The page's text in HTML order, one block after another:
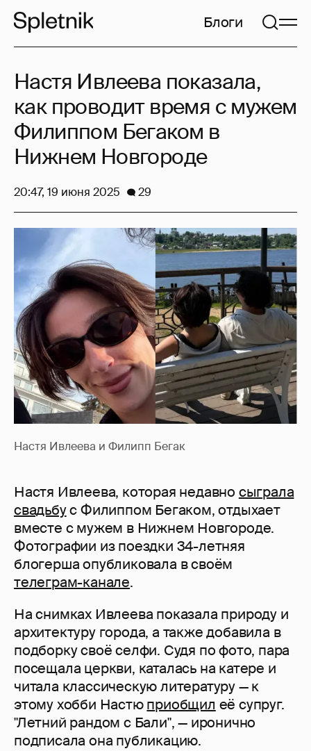
Блоги
Настя Ивлеева и Филипп Бегак
Настя Ивлеева, которая недавно сыграла
свадьбус Филиппом Бегаком, отдыхает
вместе с мужем в Нижнем Новгороде.
Фотографии из поездки 34-летняя
блогерша опубликовала в своём
телеграм-канале.
На снимках Ивлеева показала природу и
архитектуру города, а также добавила в
подборку своё селфи. Судя по фото, пара
посещала церкви, каталась на катере и
читала классическую литературу — к
этому хобби Настюприобщил её супруг.
"Летний рандом с Бали", — иронично
подписала она публикацию.
Настя Ивлеева показала,
как проводит время с мужем
Филиппом Бегаком в
Нижнем Новгороде
20:47, 19 июня 2025 29